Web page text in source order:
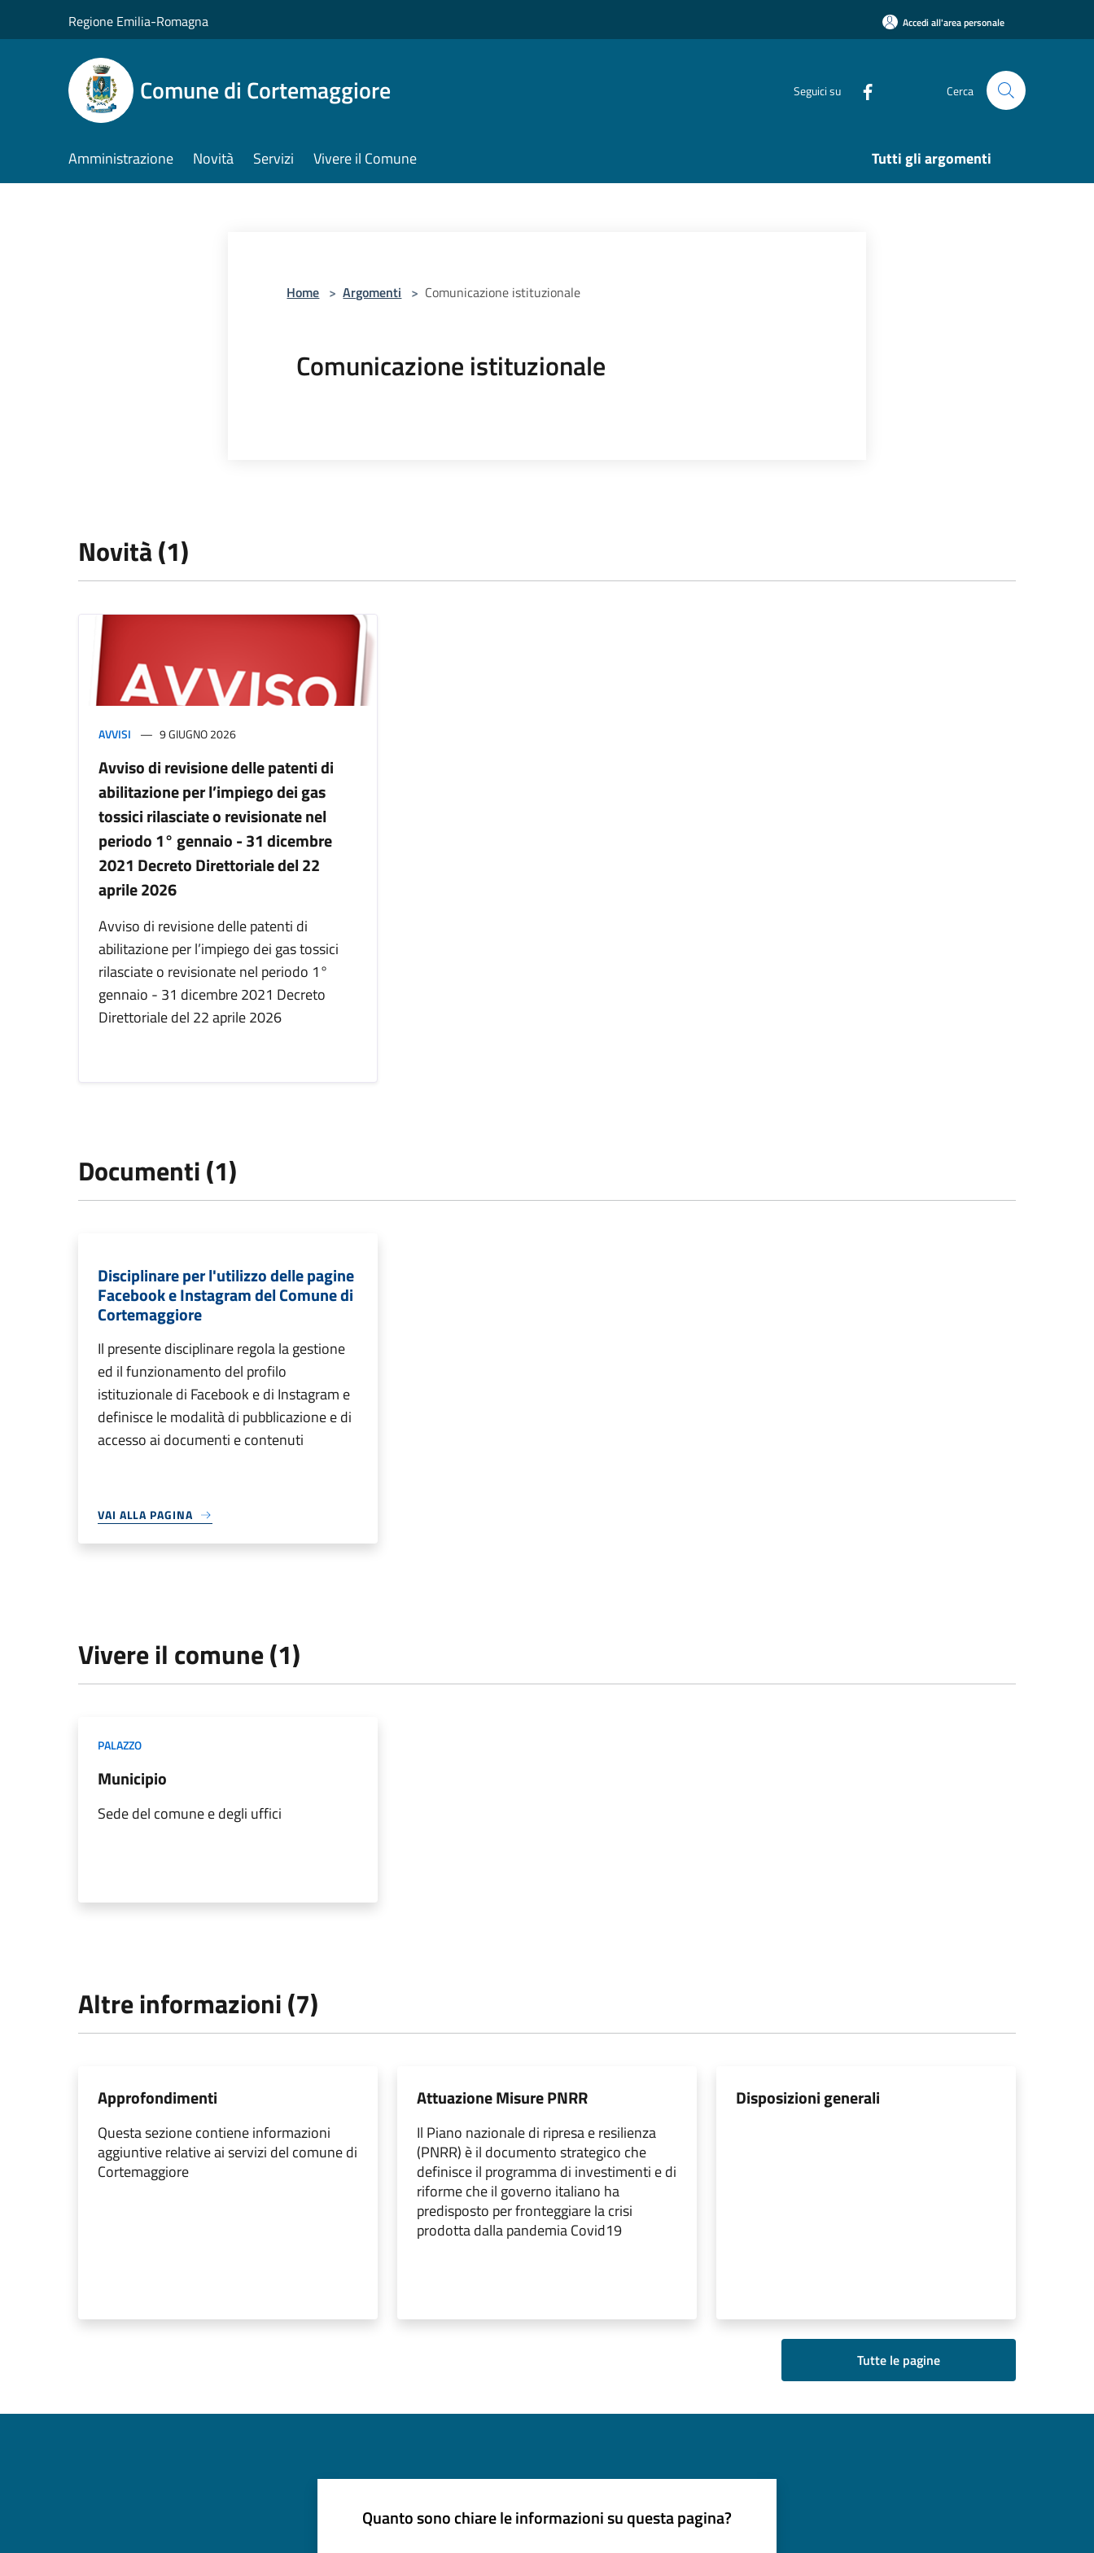
Regione Emilia-Romagna Accedi all'area personale
Comune di Cortemaggiore Seguici su Cerca
Amministrazione Novità Servizi Vivere il Comune Tutti gli argomenti
Home > Argomenti > Comunicazione istituzionale
Comunicazione istituzionale
Novità (1)
AVVISI 9 GIUGNO 2026
Avviso di revisione delle patenti di
abilitazione per l’impiego dei gas
tossici rilasciate o revisionate nel
periodo 1° gennaio - 31 dicembre
2021 Decreto Direttoriale del 22
aprile 2026
Avviso di revisione delle patenti di
abilitazione per l’impiego dei gas tossici
rilasciate o revisionate nel periodo 1°
gennaio - 31 dicembre 2021 Decreto
Direttoriale del 22 aprile 2026
Documenti (1)
Disciplinare per l'utilizzo delle pagine
Facebook e Instagram del Comune di
Cortemaggiore
Il presente disciplinare regola la gestione
ed il funzionamento del profilo
istituzionale di Facebook e di Instagram e
definisce le modalità di pubblicazione e di
accesso ai documenti e contenuti
VAI ALLA PAGINA
Vivere il comune (1)
PALAZZO
Municipio
Sede del comune e degli uffici
Altre informazioni (7)
Approfondimenti
Questa sezione contiene informazioni
aggiuntive relative ai servizi del comune di
Cortemaggiore
Attuazione Misure PNRR
Il Piano nazionale di ripresa e resilienza
(PNRR) è il documento strategico che
definisce il programma di investimenti e di
riforme che il governo italiano ha
predisposto per fronteggiare la crisi
prodotta dalla pandemia Covid19
Disposizioni generali
Tutte le pagine
Quanto sono chiare le informazioni su questa pagina?